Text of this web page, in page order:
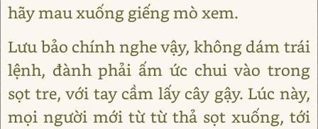
hãy mau xuống giếng mò xem.
Lưu bảo chính nghe vậy, không dám trái
lệnh, đành phải ấm ức chui vào trong
sọt tre, với tay cầm lấy cây gậy. Lúc này,
mọi người mới từ từ thả sọt xuống, tới